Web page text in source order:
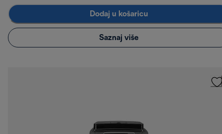
Dodaj u košaricu
Saznaj više